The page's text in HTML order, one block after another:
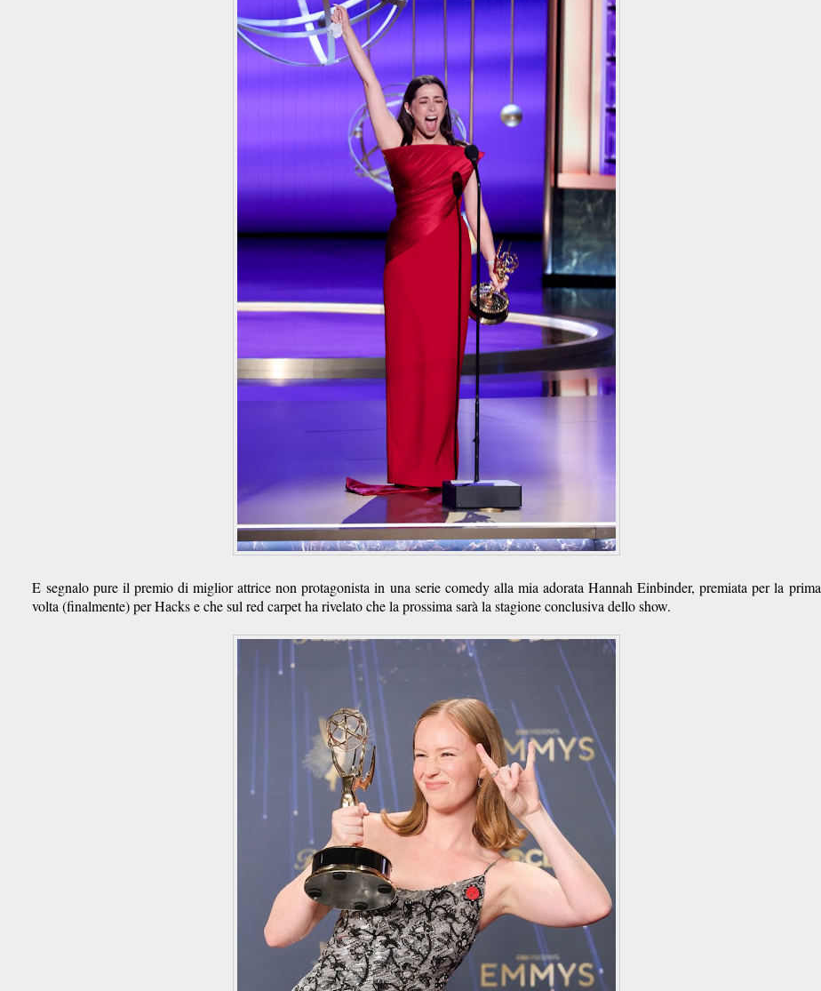
E segnalo pure il premio di miglior attrice non protagonista in una serie comedy alla mia adorata Hannah Einbinder, premiata per la prima
volta (finalmente) per Hacks e che sul red carpet ha rivelato che la prossima sarà la stagione conclusiva dello show.